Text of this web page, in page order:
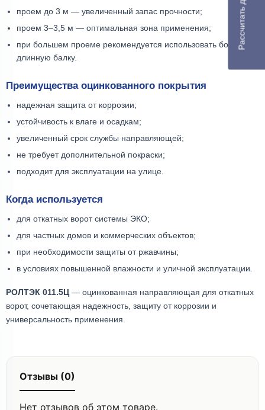
проем до 3 м — увеличенный запас прочности;
проем 3–3,5 м — оптимальная зона применения;
при большем проеме рекомендуется использовать более
длинную балку.
Преимущества оцинкованного покрытия
надежная защита от коррозии;
устойчивость к влаге и осадкам;
увеличенный срок службы направляющей;
не требует дополнительной покраски;
подходит для эксплуатации на улице.
Когда используется
для откатных ворот системы ЭКО;
для частных домов и коммерческих объектов;
при необходимости защиты от ржавчины;
в условиях повышенной влажности и уличной эксплуатации.
РОЛТЭК 011.5Ц — оцинкованная направляющая для откатных
ворот, сочетающая надежность, защиту от коррозии и
универсальность применения.
Отзывы (0)
Нет отзывов об этом товаре.